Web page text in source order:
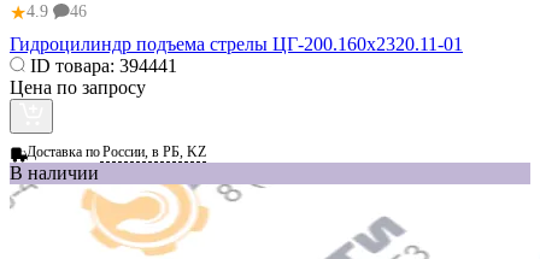
★4.9 46
Гидроцилиндр подъема стрелы ЦГ-200.160х2320.11-01
ID товара: 394441
Цена по запросу
Доставка поРоссии, в РБ, KZ
В наличии